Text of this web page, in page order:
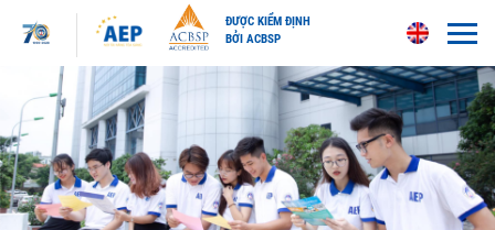
content
ĐƯỢC KIỂM ĐỊNH
BỞI ACBSP